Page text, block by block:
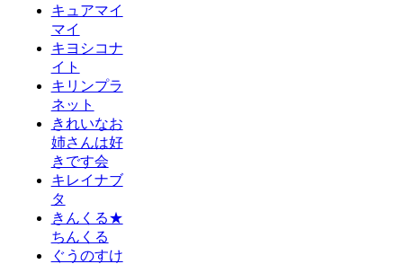
キュアマイ
マイ
キヨシコナ
イト
キリンプラ
ネット
きれいなお
姉さんは好
きです会
キレイナブ
タ
きんくる★
ちんくる
ぐうのすけ